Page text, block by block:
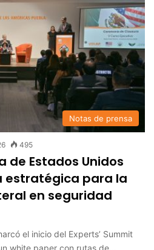
Notas de prensa
495
de Estados Unidos
estratégica para la
en seguridad
el inicio del Experts’ Summit